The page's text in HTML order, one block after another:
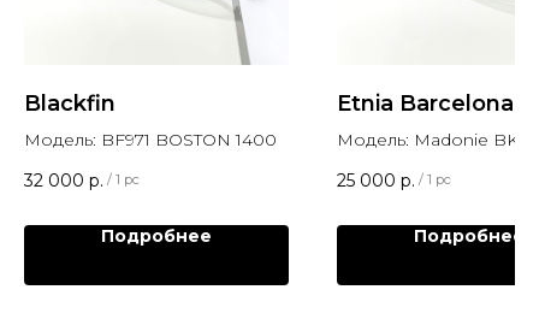
Blackfin
Модель: BF971 BOSTON 1400
32 000 р. / 1 pc
Подробнее
Etnia Barcelona
Модель: Madonie BK
25 000 р. / 1 pc
Подробнее